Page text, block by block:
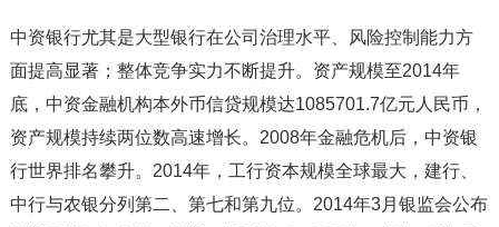
中资银行尤其是大型银行在公司治理水平、风险控制能力方
面提高显著；整体竞争实力不断提升。资产规模至2014年
底，中资金融机构本外币信贷规模达1085701.7亿元人民币，
资产规模持续两位数高速增长。2008年金融危机后，中资银
行世界排名攀升。2014年，工行资本规模全球最大，建行、
中行与农银分列第二、第七和第九位。2014年3月银监会公布